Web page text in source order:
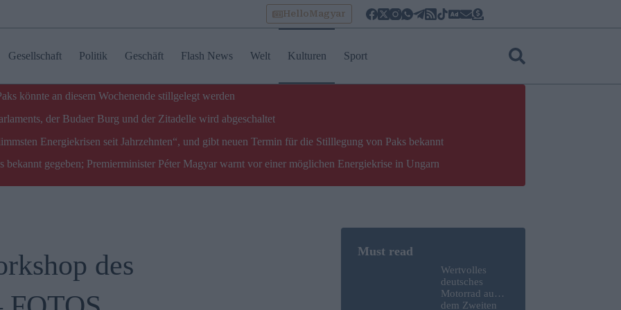
HelloMagyar
Gesellschaft Politik Geschäft Flash News Welt Kulturen Sport
könnte an diesem Wochenende stillgelegt werden
der Budaer Burg und der Zitadelle wird abgeschaltet
Energiekrisen seit Jahrzehnten“, und gibt neuen Termin für die Stilllegung von Paks bekannt
gegeben; Premierminister Péter Magyar warnt vor einer möglichen Energiekrise in Ungarn
des
Wertvolles
deutsches
Motorrad aus
dem Zweiten